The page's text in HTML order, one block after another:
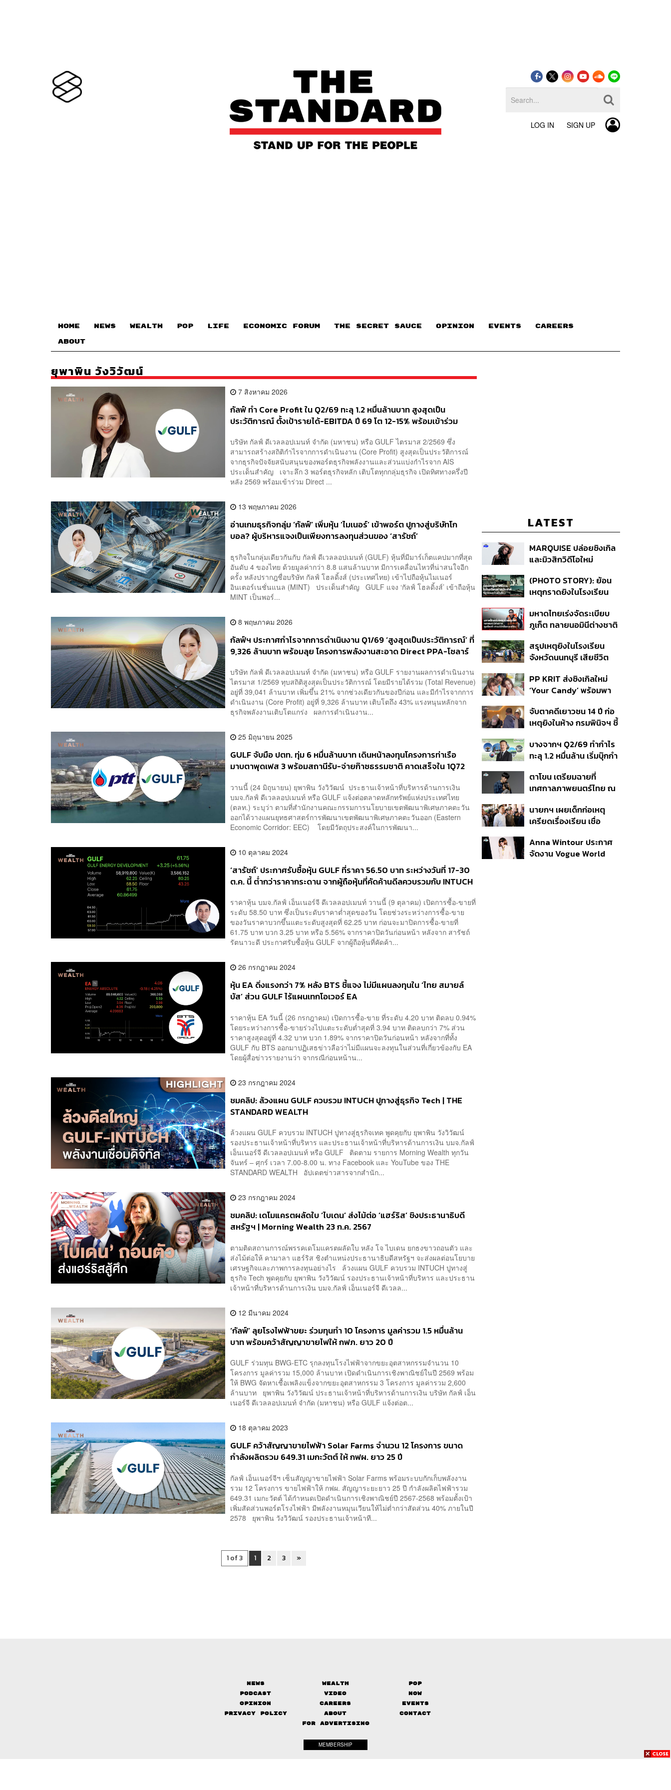
LOG IN SIGN UP
HOME NEWS WEALTH POP LIFE ECONOMIC FORUM THE SECRET SAUCE​ OPINION EVENTS CAREERS
ABOUT
ยุพาพิน วังวิวัฒน์
7 สิงหาคม 2026
กัลฟ์ ทำ Core Profit ใน Q2/69 ทะลุ 1.2 หมื่นล้านบาท สูงสุดเป็น
ประวัติการณ์ ตั้งเป้ารายได้-EBITDA ปี 69 โต 12-15% พร้อมเข้าร่วม
บริษัท กัลฟ์ ดีเวลลอปเมนท์ จำกัด (มหาชน) หรือ GULF ไตรมาส 2/2569 ซึ่ง
สามารถสร้างสถิติกำไรจากการดำเนินงาน (Core Profit) สูงสุดเป็นประวัติการณ์
จากธุรกิจปัจจัยสนับสนุนของพอร์ตธุรกิจพลังงานและส่วนแบ่งกำไรจาก AIS
ประเด็นสำคัญ เจาะลึก 3 พอร์ตธุรกิจหลัก เติบโตทุกกลุ่มธุรกิจ เปิดทิศทางครึ่งปี
หลัง 2569 พร้อมเข้าร่วม Direct ...
13 พฤษภาคม 2026
อ่านเกมธุรกิจกลุ่ม ‘กัลฟ์’ เพิ่มหุ้น ‘ไมเนอร์’ เข้าพอร์ต ปูทางสู่บริษัทโก
บอล? ผู้บริหารแจงเป็นเพียงการลงทุนส่วนของ ‘สารัชถ์’
ธุรกิจในกลุ่มเดียวกันกับ กัลฟ์ ดีเวลลอปเมนท์ (GULF) หุ้นที่มีมาร์เก็ตแคปมากที่สุด
อันดับ 4 ของไทย ด้วยมูลค่ากว่า 8.8 แสนล้านบาท มีการเคลื่อนไหวที่น่าสนใจอีก
ครั้ง หลังปรากฎชื่อบริษัท กัลฟ์ โฮลดิ้งส์ (ประเทศไทย) เข้าไปถือหุ้นไมเนอร์
อินเตอร์เนชั่นแนล (MINT) ประเด็นสำคัญ GULF แจง ‘กัลฟ์ โฮลดิ้งส์’ เข้าถือหุ้น
MINT เป็นพอร์...
8 พฤษภาคม 2026
กัลฟ์ฯ ประกาศกำไรจากการดำเนินงาน Q1/69 ‘สูงสุดเป็นประวัติการณ์’ ที่
9,326 ล้านบาท พร้อมลุย โครงการพลังงานสะอาด Direct PPA-โซลาร์
บริษัท กัลฟ์ ดีเวลลอปเมนท์ จำกัด (มหาชน) หรือ GULF รายงานผลการดำเนินงาน
ไตรมาส 1/2569 ทุบสถิติสูงสุดเป็นประวัติการณ์ โดยมีรายได้รวม (Total Revenue)
อยู่ที่ 39,041 ล้านบาท เพิ่มขึ้น 21% จากช่วงเดียวกันของปีก่อน และมีกำไรจากการ
ดำเนินงาน (Core Profit) อยู่ที่ 9,326 ล้านบาท เติบโตถึง 43% แรงหนุนหลักจาก
ธุรกิจพลังงานเติบโตแกร่ง ผลการดำเนินงาน...
25 มิถุนายน 2025
GULF จับมือ ปตท. ทุ่ม 6 หมื่นล้านบาท เดินหน้าลงทุนโครงการท่าเรือ
มาบตาพุดเฟส 3 พร้อมสถานีรับ-จ่ายก๊าซธรรมชาติ คาดเสร็จใน 1Q72
วานนี้ (24 มิถุนายน) ยุพาพิน วังวิวัฒน์ ประธานเจ้าหน้าที่บริหารด้านการเงิน
บมจ.กัลฟ์ ดีเวลลอปเมนท์ หรือ GULF แจ้งต่อตลาดหลักทรัพย์แห่งประเทศไทย
(ตลท.) ระบุว่า ตามที่สำนักงานคณะกรรมการนโยบายเขตพัฒนาพิเศษภาคตะวัน
ออกได้วางแผนยุทธศาสตร์การพัฒนาเขตพัฒนาพิเศษภาคตะวันออก (Eastern
Economic Corridor: EEC) โดยมีวัตถุประสงค์ในการพัฒนา...
10 ตุลาคม 2024
‘สารัชถ์’ ประกาศรับซื้อหุ้น GULF ที่ราคา 56.50 บาท ระหว่างวันที่ 17-30
ต.ค. นี้ ต่ำกว่าราคากระดาน จากผู้ถือหุ้นที่คัดค้านดีลควบรวมกับ INTUCH
ราคาหุ้น บมจ.กัลฟ์ เอ็นเนอร์จี ดีเวลลอปเมนท์ วานนี้ (9 ตุลาคม) เปิดการซื้อ-ขายที่
ระดับ 58.50 บาท ซึ่งเป็นระดับราคาต่ำสุดของวัน โดยช่วงระหว่างการซื้อ-ขาย
ของวันราคาบวกขึ้นแตะระดับสูงสุดที่ 62.25 บาท ก่อนจะมาปิดการซื้อ-ขายที่
61.75 บาท บวก 3.25 บาท หรือ 5.56% จากราคาปิดวันก่อนหน้า หลังจาก สารัชถ์
รัตนาวะดี ประกาศรับซื้อหุ้น GULF จากผู้ถือหุ้นที่คัดค้า...
26 กรกฎาคม 2024
หุ้น EA ดิ่งแรงกว่า 7% หลัง BTS ชี้แจง ไม่มีแผนลงทุนใน ‘ไทย สมายล์
บัส’ ส่วน GULF ไร้แผนเทกโอเวอร์ EA
ราคาหุ้น EA วันนี้ (26 กรกฎาคม) เปิดการซื้อ-ขาย ที่ระดับ 4.20 บาท ติดลบ 0.94%
โดยระหว่างการซื้อ-ขายร่วงไปแตะระดับต่ำสุดที่ 3.94 บาท ติดลบกว่า 7% ส่วน
ราคาสูงสุดอยู่ที่ 4.32 บาท บวก 1.89% จากราคาปิดวันก่อนหน้า หลังจากที่ทั้ง
GULF กับ BTS ออกมาปฏิเสธข่าวลือว่าไม่มีแผนจะลงทุนในส่วนที่เกี่ยวข้องกับ EA
โดยผู้สื่อข่าวรายงานว่า จากรณีก่อนหน้าน...
23 กรกฎาคม 2024
ชมคลิป: ล้วงแผน GULF ควบรวม INTUCH ปูทางสู่ธุรกิจ Tech | THE
STANDARD WEALTH
ล้วงแผน GULF ควบรวม INTUCH ปูทางสู่ธุรกิจเทค พูดคุยกับ ยุพาพิน วังวิวัฒน์
รองประธานเจ้าหน้าที่บริหาร และประธานเจ้าหน้าที่บริหารด้านการเงิน บมจ.กัลฟ์
เอ็นเนอร์จี ดีเวลลอปเมนท์ หรือ GULF ติดตาม รายการ Morning Wealth ทุกวัน
จันทร์ – ศุกร์ เวลา 7.00-8.00 น. ทาง Facebook และ YouTube ของ THE
STANDARD WEALTH อัปเดตข่าวสารจากสำนัก...
23 กรกฎาคม 2024
ชมคลิป: เดโมแครตผลัดใบ ‘ไบเดน’ ส่งไม้ต่อ ‘แฮร์ริส’ ชิงประธานาธิบดี
สหรัฐฯ | Morning Wealth 23 ก.ค. 2567
ตามติดสถานการณ์พรรคเดโมแครตผลัดใบ หลัง โจ ไบเดน ยกธงขาวถอนตัว และ
ส่งไม้ต่อให้ คามาลา แฮร์ริส ชิงตำแหน่งประธานาธิบดีสหรัฐฯ จะส่งผลต่อนโยบาย
เศรษฐกิจและภาพการลงทุนอย่างไร ล้วงแผน GULF ควบรวม INTUCH ปูทางสู่
ธุรกิจ Tech พูดคุยกับ ยุพาพิน วังวิวัฒน์ รองประธานเจ้าหน้าที่บริหาร และประธาน
เจ้าหน้าที่บริหารด้านการเงิน บมจ.กัลฟ์ เอ็นเนอร์จี ดีเวลล...
12 มีนาคม 2024
‘กัลฟ์’ ลุยโรงไฟฟ้าขยะ ร่วมทุนทำ 10 โครงการ มูลค่ารวม 1.5 หมื่นล้าน
บาท พร้อมคว้าสัญญาขายไฟให้ กฟภ. ยาว 20 ปี
GULF ร่วมทุน BWG-ETC รุกลงทุนโรงไฟฟ้าจากขยะอุตสาหกรรมจำนวน 10
โครงการ มูลค่ารวม 15,000 ล้านบาท เปิดดำเนินการเชิงพาณิชย์ในปี 2569 พร้อม
ให้ BWG จัดหาเชื้อเพลิงแข็งจากขยะอุตสาหกรรม 3 โครงการ มูลค่ารวม 2,600
ล้านบาท ยุพาพิน วังวิวัฒน์ ประธานเจ้าหน้าที่บริหารด้านการเงิน บริษัท กัลฟ์ เอ็น
เนอร์จี ดีเวลลอปเมนท์ จำกัด (มหาชน) หรือ GULF แจ้งต่อต...
18 ตุลาคม 2023
GULF คว้าสัญญาขายไฟฟ้า Solar Farms จำนวน 12 โครงการ ขนาด
กำลังผลิตรวม 649.31 เมกะวัตต์ ให้ กฟผ. ยาว 25 ปี
กัลฟ์ เอ็นเนอร์จีฯ เซ็นสัญญาขายไฟฟ้า Solar Farms พร้อมระบบกักเก็บพลังงาน
รวม 12 โครงการ ขายไฟฟ้าให้ กฟผ. สัญญาระยะยาว 25 ปี กำลังผลิตไฟฟ้ารวม
649.31 เมกะวัตต์ ได้กำหนดเปิดดำเนินการเชิงพาณิชย์ปี 2567-2568 พร้อมตั้งเป้า
เพิ่มสัดส่วนพอร์ตโรงไฟฟ้า มีพลังงานหมุนเวียนให้ไม่ต่ำกว่าสัดส่วน 40% ภายในปี
2578 ยุพาพิน วังวิวัฒน์ รองประธานเจ้าหน้าที...
1 of 3 1 2 3 »
LATEST
MARQUISE ปล่อยซิงเกิล
และมิวสิกวิดีโอใหม่
สัมพันธ์สุด Toxic
(PHOTO STORY): ย้อน
เหตุกราดยิงในโรงเรียน
นักเรียน
มหาดไทยเร่งจัดระเบียบ
ภูเก็ต ทลายนอมินีต่างชาติ
ที่ดิน เคลียร์ใบอนุญาต
โรงแรมค้าง 7 ปี
สรุปเหตุยิงในโรงเรียน
จังหวัดนนทบุรี เสียชีวิต
ปมค้นประวัติคดีกราดยิงที่
สหรัฐฯ
PP KRIT ส่งซิงเกิลใหม่
‘Your Candy’ พร้อมพา
สิกวิดีโอ
จับตาคดีเยาวชน 14 ปี ก่อ
เหตุยิงในห้าง กรมพินิจฯ ชี้
เนื่อง ประเมินปล่อยตัว
บางจากฯ Q2/69 ทำกำไร
ทะลุ 1.2 หมื่นล้าน เริ่มบุ๊กกำ
แรก หนุนรายได้ครึ่งปีทะลุ
3.2 แสนล้าน
ตาโขน เตรียมฉายที่
เทศกาลภาพยนตร์ไทย ณ
นายกฯ เผยเด็กก่อเหตุ
เครียดเรื่องเรียน เชื่อ
กระสุนอีกกว่า 30 นัด หาก
ไม่จบชีวิตตัวเองอาจสูญ
Anna Wintour ประกาศ
จัดงาน Vogue World
News Wealth
Pop
Podcast
Video
Now
Opinion
Careers
Events
Privacy Policy
About
Contact
FOR ADVERTISING
MEMBERSHIP